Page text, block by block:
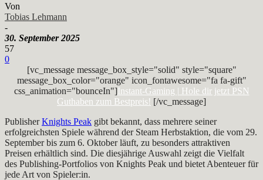
Von
Tobias Lehmann
-
30. September 2025
57
0
[vc_message message_box_style="solid" style="square"
message_box_color="orange" icon_fontawesome="fa fa-gift"
css_animation="bounceIn"]Instant-Gaming | Hole dir jetzt PSN
Guthaben zum Bestpreis! [/vc_message]
PublisherKnights Peak gibt bekannt, dass mehrere seiner
erfolgreichsten Spiele während der Steam Herbstaktion, die vom 29.
September bis zum 6. Oktober läuft, zu besonders attraktiven
Preisen erhältlich sind. Die diesjährige Auswahl zeigt die Vielfalt
des Publishing-Portfolios von Knights Peak und bietet Abenteuer für
jede Art von Spieler:in.